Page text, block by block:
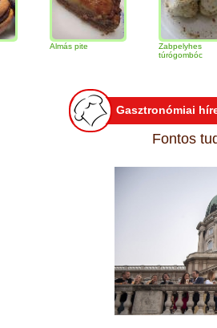
Almás pite
Zabpelyhes
túrógombóc
Gasztronómiai
Fontos